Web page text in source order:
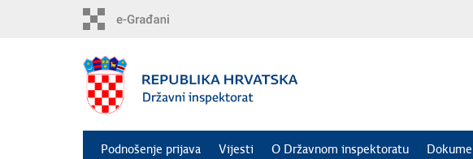
Podnošenje prijava Vijesti O Državnom inspektoratu